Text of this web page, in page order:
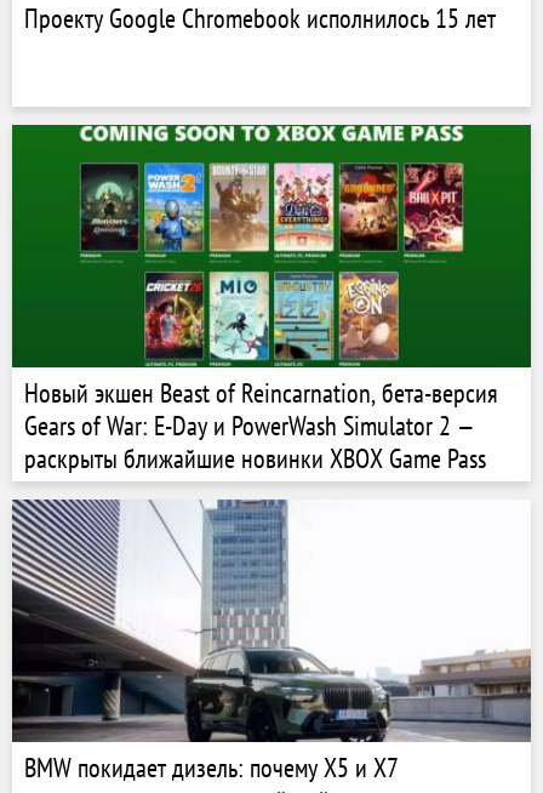
Проекту Google Chromebook исполнилось 15 лет
Новый экшен Beast of Reincarnation, бета-версия
Gears of War: E-Day и PowerWash Simulator 2 —
раскрыты ближайшие новинки XBOX Game Pass
BMW покидает дизель: почему X5 и X7